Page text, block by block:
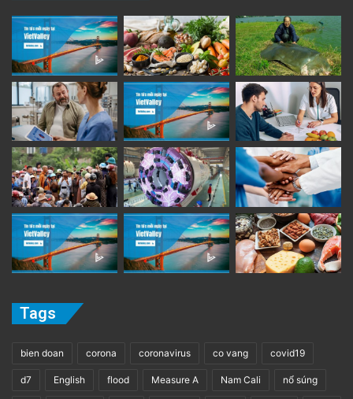
Tags
bien doan corona coronavirus co vang covid19
d7 English flood Measure A Nam Cali nổ súng